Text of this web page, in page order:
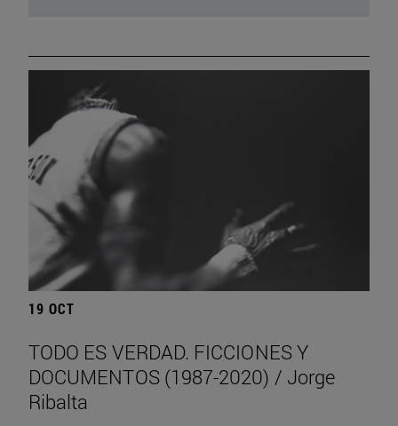
19 OCT
TODO ES VERDAD. FICCIONES Y
DOCUMENTOS (1987-2020) / Jorge
Ribalta